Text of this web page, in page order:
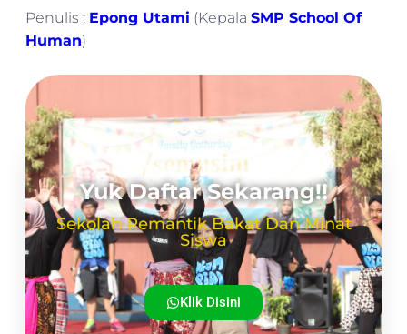
Penulis : Epong Utami (Kepala SMP School Of
Human)
Yuk Daftar Sekarang!!
Sekolah Pemantik Bakat Dan Minat
Siswa
Klik Disini